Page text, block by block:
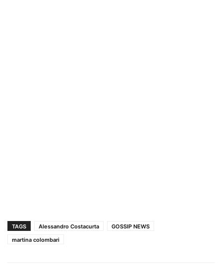
TAGS Alessandro Costacurta
GOSSIP NEWS
martina colombari